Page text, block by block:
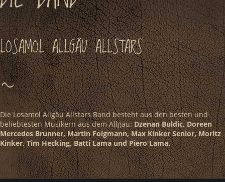
LOSAMOL ALLGÄU ALLSTARS
~
Die Losamol Allgäu Allstars Band besteht aus den besten und
beliebtesten Musikern aus dem Allgäu:Dzenan Buldic, Doreen
Mercedes Brunner, Martin Folgmann, Max Kinker Senior, Moritz
Kinker, Tim Hecking, Batti Lama und Piero Lama.